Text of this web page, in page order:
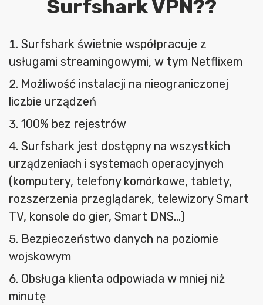
Surfshark VPN??
Surfshark świetnie współpracuje z
usługami streamingowymi, w tym Netflixem
Możliwość instalacji na nieograniczonej
liczbie urządzeń
100% bez rejestrów
Surfshark jest dostępny na wszystkich
urządzeniach i systemach operacyjnych
(komputery, telefony komórkowe, tablety,
rozszerzenia przeglądarek, telewizory Smart
TV, konsole do gier, Smart DNS…)
Bezpieczeństwo danych na poziomie
wojskowym
Obsługa klienta odpowiada w mniej niż
minutę